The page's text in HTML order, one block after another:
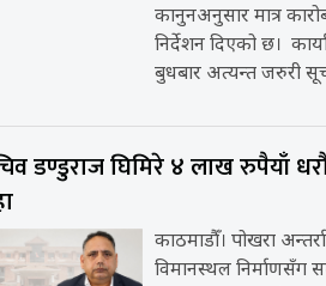
कानुनअनुसार मात्र
निर्देशन दिएको छ।
बुधबार अत्यन्त जरुरी
डण्डुराज घिमिरे ४ लाख रुपैयाँ
काठमाडौँ। पोखरा
विमानस्थल निर्माणसँग